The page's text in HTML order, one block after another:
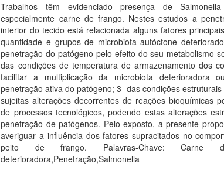
Trabalhos têm evidenciado presença de
especialmente carne de frango. Nestes estudos a
interior do tecido está relacionada alguns fatores
quantidade e grupos de microbiota autóctone
penetração do patógeno pelo efeito do seu metabolismo
das condições de temperatura de armazenamento dos
facilitar a multiplicação da microbiota deterioradora
penetração ativa do patógeno; 3- das condições
sujeitas alterações decorrentes de reações bioquímicas
de processos tecnológicos, podendo estas alterações
penetração de patógenos. Pelo exposto, a presente
averiguar a influência dos fatores supracitados no
peito de frango. Palavras-Chave: Carne
deterioradora,Penetração,Salmonella